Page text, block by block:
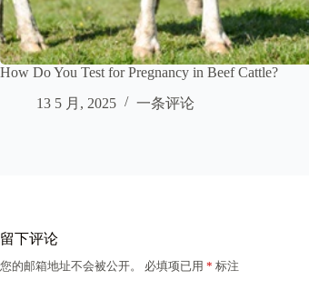
How Do You Test for Pregnancy in Beef Cattle?
13 5 月, 2025
一条评论
留下评论
您的邮箱地址不会被公开。 必填项已用 * 标注